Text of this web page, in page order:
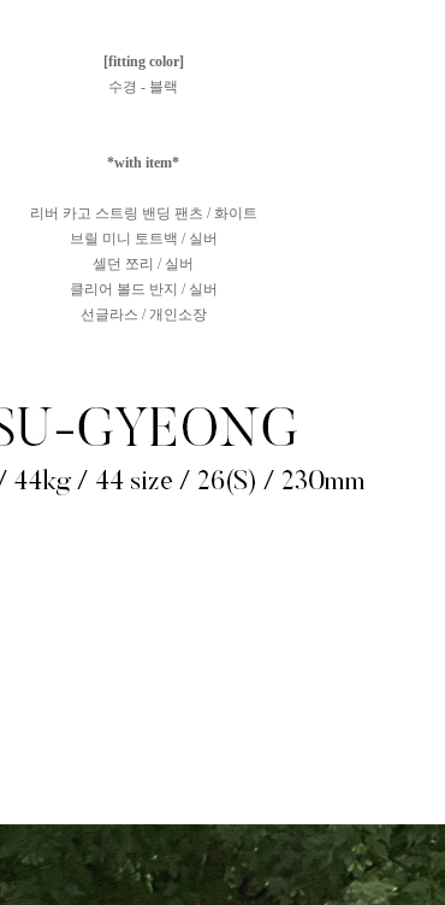
[fitting color]
수경 - 블랙
*with item*
리버 카고 스트링 밴딩 팬츠 / 화이트
브릴 미니 토트백 / 실버
셀던 쪼리 / 실버
클리어 볼드 반지 / 실버
선글라스 / 개인소장